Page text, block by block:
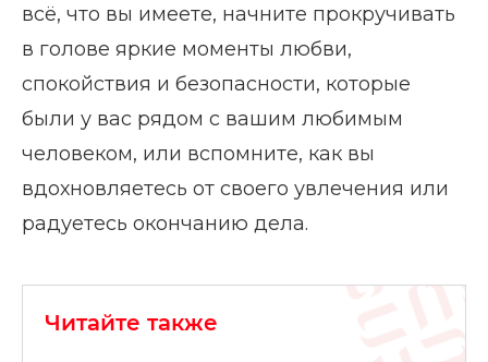
всё, что вы имеете, начните прокручивать
в голове яркие моменты любви,
спокойствия и безопасности, которые
были у вас рядом с вашим любимым
человеком, или вспомните, как вы
вдохновляетесь от своего увлечения или
радуетесь окончанию дела.
Читайте также